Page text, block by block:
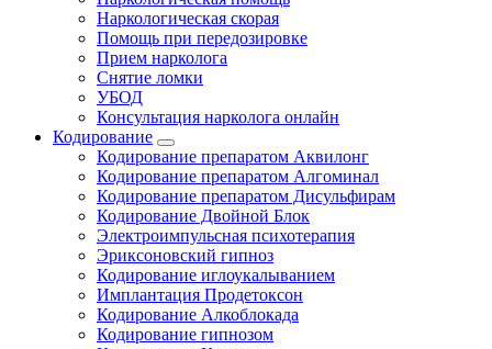
Наркологическая скорая
Помощь при передозировке
Прием нарколога
Снятие ломки
УБОД
Консультация нарколога онлайн
Кодирование
Кодирование препаратом Аквилонг
Кодирование препаратом Алгоминал
Кодирование препаратом Дисульфирам
Кодирование Двойной Блок
Электроимпульсная психотерапия
Эриксоновский гипноз
Кодирование иглоукалыванием
Имплантация Продетоксон
Кодирование Алкоблокада
Кодирование гипнозом